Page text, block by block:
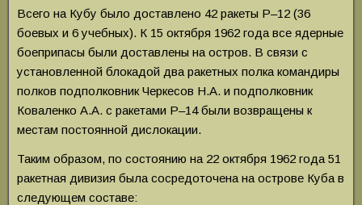
Всего на Кубу было доставлено 42 ракеты Р–12 (36
боевых и 6 учебных). К 15 октября 1962 года все ядерные
боеприпасы были доставлены на остров. В связи с
установленной блокадой два ракетных полка командиры
полков подполковник Черкесов Н.А. и подполковник
Коваленко А.А. с ракетами Р–14 были возвращены к
местам постоянной дислокации.
Таким образом, по состоянию на 22 октября 1962 года 51
ракетная дивизия была сосредоточена на острове Куба в
следующем составе: